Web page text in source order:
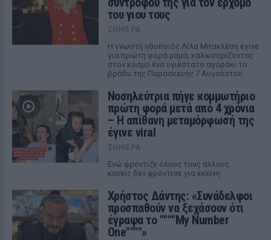
του γιου τους
ΣΉΜΕΡΑ
Η γνωστή ηθοποιός Λίλα Μπακλέση έγινε
για πρώτη φορά μαμά, καλωσορίζοντας
στον κόσμο ένα υγιέστατο αγοράκι το
βράδυ της Παρασκευής 7 Αυγούστου.
Νοσηλεύτρια πήγε κομμωτήριο
πρώτη φορά μετά από 4 χρόνια
– Η απίθανη μεταμόρφωσή της
έγινε viral
ΣΉΜΕΡΑ
Ενώ φρόντιζε όλους τους άλλους...
κανείς δεν φρόντισε για εκείνη
Χρήστος Δάντης: «Συνάδελφοι
προσπαθούν να ξεχάσουν ότι
έγραψα το """"My Number
One""""»